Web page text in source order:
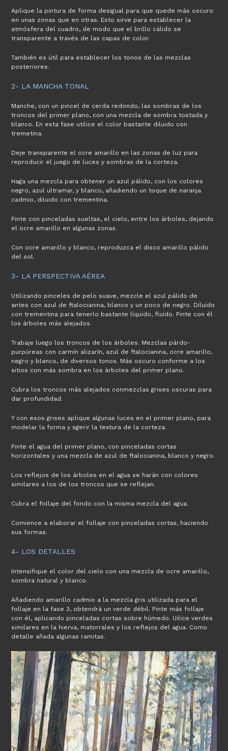
Aplique la pintura de forma desigual para que quede más oscuro
en unas zonas que en otras. Esto sirve para establecer la
atmósfera del cuadro, de modo que el brillo cálido se
transparente a través de las capas de color.
También es útil para establecer los tonos de las mezclas
posteriores.
2- LA MANCHA TONAL
Manche, con un pincel de cerda redondo, las sombras de los
troncos del primer plano, con una mezcla de sombra tostada y
blanco. En esta fase utilice el color bastante diluido con
tremetina.
Deje transparente el ocre amarillo en las zonas de luz para
reproducir el juego de luces y sombras de la corteza.
Haga una mezcla para obtener un azul pálido, con los colores
negro, azul ultramar, y blanco, añadiendo un toque de naranja
cadmio, diluido con trementina.
Pinte con pinceladas sueltas, el cielo, entre los árboles, dejando
el ocre amarillo en algunas zonas.
Con ocre amarillo y blanco, reproduzca el disco amarillo pálido
del sol.
3- LA PERSPECTIVA AÉREA
Utilizando pinceles de pelo suave, mezcle el azul pálido de
antes con azul de ftalocianina, blanco y un poco de negro. Diluido
con trementina para tenerlo bastante líquido, fluído. Pinte con él
los árboles más alejados.
Trabaje luego los troncos de los árboles. Mezclas párdo-
purpúreas con carmín alizarín, azul de ftalocianina, ocre amarillo,
negro y blanco, de diversos tonos. Más oscuro conforme a los
sitios con más sombra en los árboles del primer plano.
Cubra los troncos más alejados conmezclas grises oscuras para
dar profundidad.
Y con esos grises aplique algunas luces en el primer plano, para
modelar la forma y sgerir la textura de la corteza.
Pinte el agua del primer plano, con pinceladas cortas
horizontales y una mezcla de azul de ftalocianina, blanco y negro.
Los reflejos de los árboles en el agua se harán con colores
similares a los de los troncos que se reflejan.
Cubra el follaje del fondo con la misma mezcla del agua.
Comience a elaborar el follaje con pinceladas cortas, haciendo
sus formas.
4- LOS DETALLES
Intensifique el color del cielo con una mezcla de ocre amarillo,
sombra natural y blanco.
Añadiendo amarillo cadmio a la mezcla gris utilizada para el
follaje en la fase 3, obtendrá un verde débil. Pinte más follaje
con él, aplicando pinceladas cortas sobre húmedo. Uilice verdes
similares en la hierva, matorrales y los reflejos del agua. Como
detalle añada algunas ramitas.